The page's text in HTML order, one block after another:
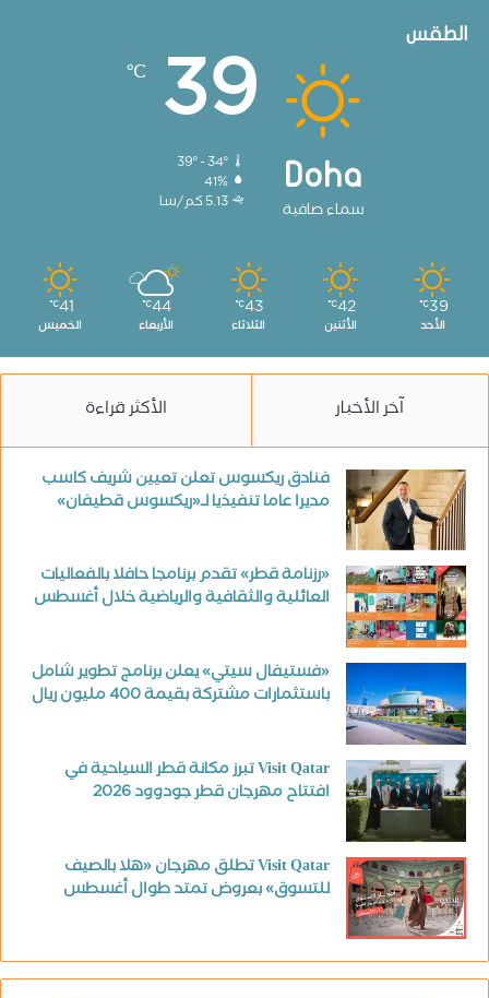
الطقس
Doha
سماء صافية
39
℃
39º - 34º
41%
5.13 كم/سا
39
℃
الأحد
42
℃
الأثنين
43
℃
الثلاثاء
44
℃
الأربعاء
41
℃
الخميس
آخر الأخبار الأكثر قراءة
فنادق ريكسوس تعلن تعيين شريف كاسب
مديرا عاما تنفيذيا لـ«ريكسوس قطيفان»
«رزنامة قطر» تقدم برنامجا حافلا بالفعاليات
العائلية والثقافية والرياضية خلال أغسطس
«فستيفال سيتي» يعلن برنامج تطوير شامل
باستثمارات مشتركة بقيمة 400 مليون ريال
Visit Qatar تبرز مكانة قطر السياحية في
افتتاح مهرجان قطر جودوود 2026
Visit Qatar تطلق مهرجان «هلا بالصيف
للتسوق» بعروض تمتد طوال أغسطس